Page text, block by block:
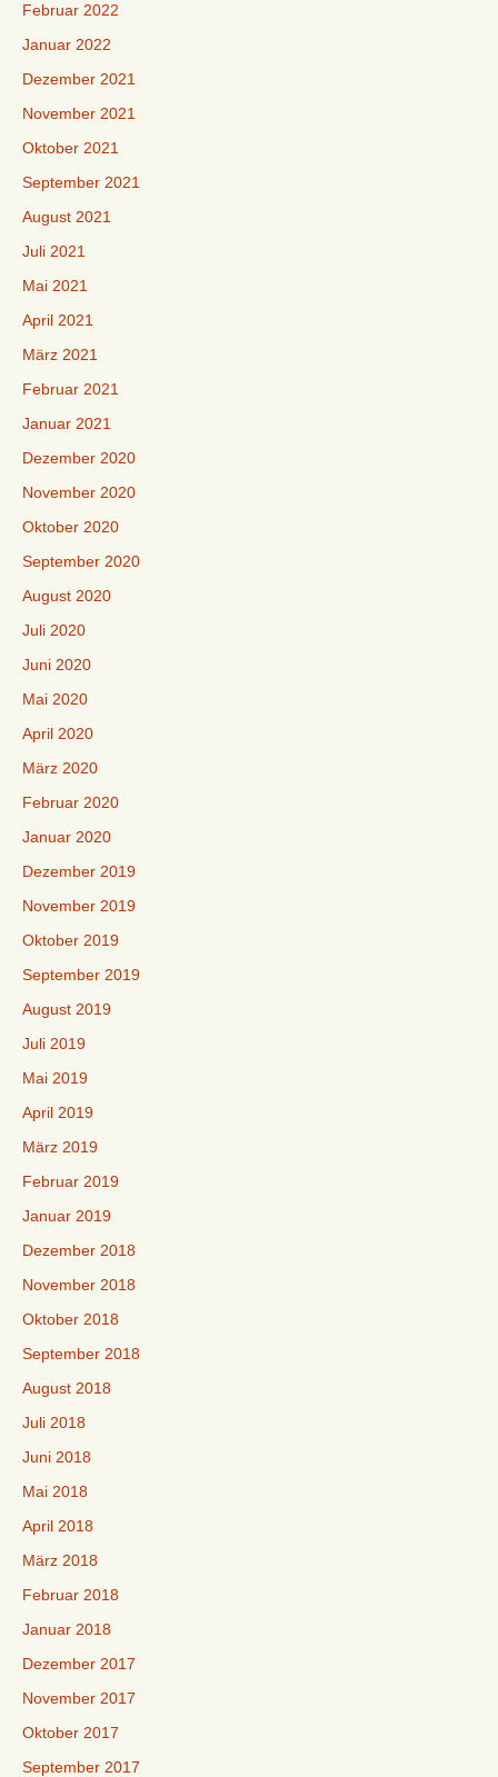
Februar 2022
Januar 2022
Dezember 2021
November 2021
Oktober 2021
September 2021
August 2021
Juli 2021
Mai 2021
April 2021
März 2021
Februar 2021
Januar 2021
Dezember 2020
November 2020
Oktober 2020
September 2020
August 2020
Juli 2020
Juni 2020
Mai 2020
April 2020
März 2020
Februar 2020
Januar 2020
Dezember 2019
November 2019
Oktober 2019
September 2019
August 2019
Juli 2019
Mai 2019
April 2019
März 2019
Februar 2019
Januar 2019
Dezember 2018
November 2018
Oktober 2018
September 2018
August 2018
Juli 2018
Juni 2018
Mai 2018
April 2018
März 2018
Februar 2018
Januar 2018
Dezember 2017
November 2017
Oktober 2017
September 2017